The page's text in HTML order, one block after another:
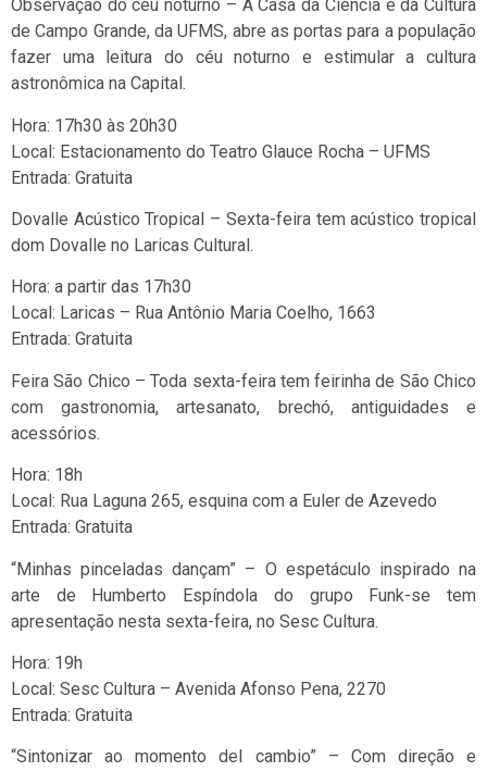
Observação do céu noturno – A Casa da Ciência e da Cultura
de Campo Grande, da UFMS, abre as portas para a população
fazer uma leitura do céu noturno e estimular a cultura
astronômica na Capital.
Hora: 17h30 às 20h30
Local: Estacionamento do Teatro Glauce Rocha – UFMS
Entrada: Gratuita
Dovalle Acústico Tropical – Sexta-feira tem acústico tropical
dom Dovalle no Laricas Cultural.
Hora: a partir das 17h30
Local: Laricas – Rua Antônio Maria Coelho, 1663
Entrada: Gratuita
Feira São Chico – Toda sexta-feira tem feirinha de São Chico
com gastronomia, artesanato, brechó, antiguidades e
acessórios.
Hora: 18h
Local: Rua Laguna 265, esquina com a Euler de Azevedo
Entrada: Gratuita
“Minhas pinceladas dançam” – O espetáculo inspirado na
arte de Humberto Espíndola do grupo Funk-se tem
apresentação nesta sexta-feira, no Sesc Cultura.
Hora: 19h
Local: Sesc Cultura – Avenida Afonso Pena, 2270
Entrada: Gratuita
“Sintonizar ao momento del cambio” – Com direção e